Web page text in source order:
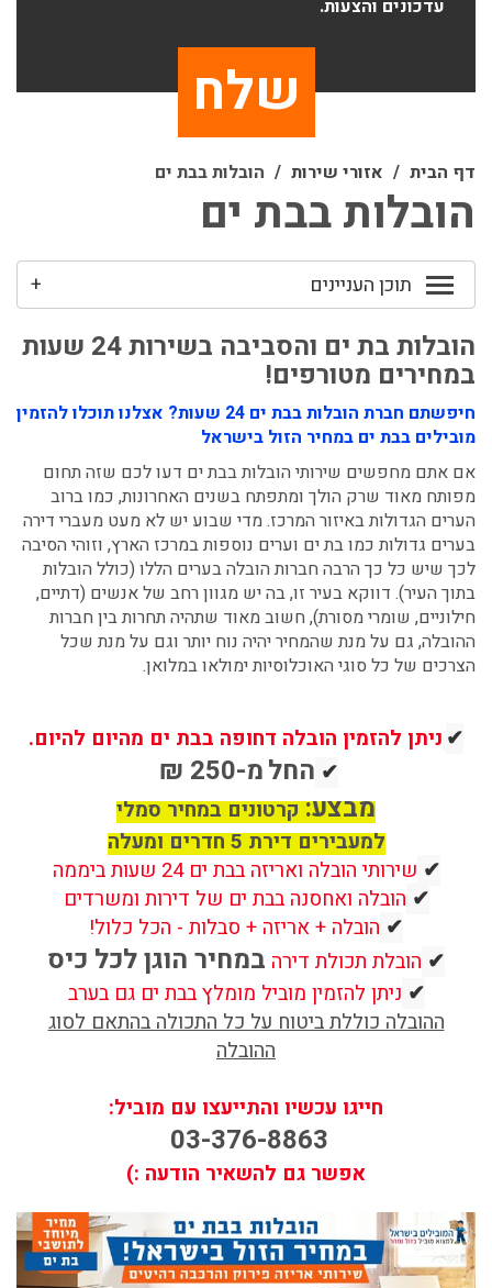
עדכונים והצעות.
דף הבית אזורי שירות הובלות בבת ים
הובלות בבת ים
תוכן העניינים +
הובלות בת ים והסביבה בשירות 24 שעות
במחירים מטורפים!
חיפשתם חברת הובלות בבת ים 24 שעות? אצלנו תוכלו להזמין
מובילים בבת ים במחיר הזול בישראל
אם אתם מחפשים שירותי הובלות בבת ים דעו לכם שזה תחום
מפותח מאוד שרק הולך ומתפתח בשנים האחרונות, כמו ברוב
הערים הגדולות באיזור המרכז. מדי שבוע יש לא מעט מעברי דירה
בערים גדולות כמו בת ים וערים נוספות במרכז הארץ, וזוהי הסיבה
לכך שיש כל כך הרבה חברות הובלה בערים הללו (כולל הובלות
בתוך העיר). דווקא בעיר זו, בה יש מגוון רחב של אנשים (דתיים,
חילוניים, שומרי מסורת), חשוב מאוד שתהיה תחרות בין חברות
ההובלה, גם על מנת שהמחיר יהיה נוח יותר וגם על מנת שכל
הצרכים של כל סוגי האוכלוסיות ימולאו במלואן.
✔ ניתן להזמין הובלה דחופה בבת ים מהיום להיום.
✔ החלמ-250 ₪
מבצע:קרטונים במחיר סמלי
למעבירים דירת 5 חדרים ומעלה
✔ שירותי הובלה ואריזה בבת ים 24 שעות ביממה
✔ הובלה ואחסנה בבת ים של דירות ומשרדים
✔ הובלה + אריזה + סבלות - הכל כלול!
✔ הובלת תכולת דירה במחיר הוגן לכל כיס
✔ ניתן להזמין מוביל מומלץ בבת ים גם בערב
ההובלה כוללת ביטוח על כל התכולה בהתאם לסוג
ההובלה
חייגו עכשיו והתייעצו עם מוביל:
03-376-8863
אפשר גם להשאיר הודעה :)